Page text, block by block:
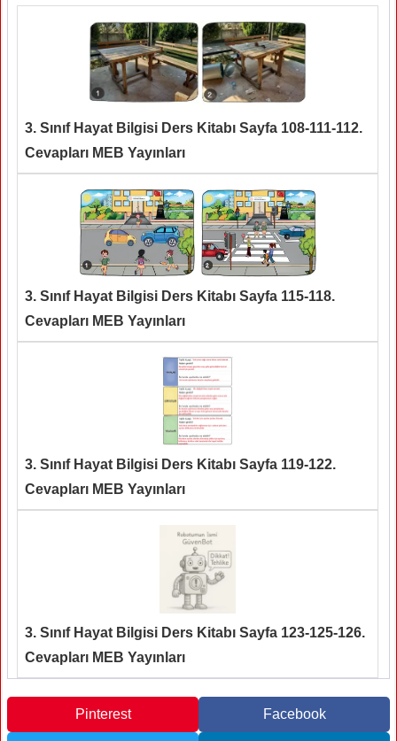
3. Sınıf Hayat Bilgisi Ders Kitabı Sayfa 108-111-112.
Cevapları MEB Yayınları
3. Sınıf Hayat Bilgisi Ders Kitabı Sayfa 115-118.
Cevapları MEB Yayınları
3. Sınıf Hayat Bilgisi Ders Kitabı Sayfa 119-122.
Cevapları MEB Yayınları
3. Sınıf Hayat Bilgisi Ders Kitabı Sayfa 123-125-126.
Cevapları MEB Yayınları
Pinterest Facebook